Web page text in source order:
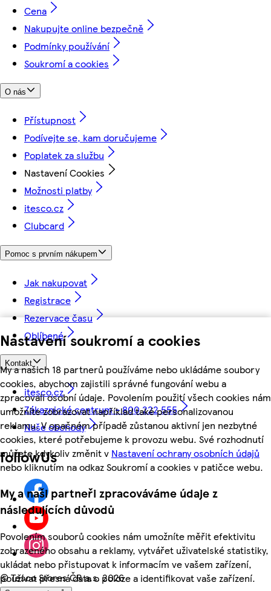
Nastavení soukromí a cookies
My a našich 18 partnerů používáme nebo ukládáme soubory
cookies, abychom zajistili správné fungování webu a
zpracovali osobní údaje. Povolením použití všech cookies nám
umožníte zobrazovat například také personalizovanou
reklamu. V opačném případě zůstanou aktivní jen nezbytné
cookies, které potřebujeme k provozu webu. Své rozhodnutí
můžete kdykoliv změnit v Nastavení ochrany osobních údajů
nebo kliknutím na odkaz Soukromí a cookies v patičce webu.
My a naši partneři zpracováváme údaje z
následujících důvodů
Povolením souborů cookies nám umožníte měřit efektivitu
zobrazeného obsahu a reklamy, vytvářet uživatelské statistiky,
ukládat nebo přistupovat k informacím ve vašem zařízení,
používat přesná data o poloze a identifikovat vaše zařízení.
Cena
Nakupujte online bezpečně
Podmínky používání
Soukromí a cookies
O nás
Přístupnost
Podívejte se, kam doručujeme
Poplatek za službu
Nastavení Cookies
Možnosti platby
itesco.cz
Clubcard
Pomoc s prvním nákupem
Jak nakupovat
Registrace
Rezervace času
Oblíbené
Kontakt
itesco.cz
Zákaznické centrum - 800 222 555
Naše obchody
followUs
©Tesco Stores ČR a.s. 2026